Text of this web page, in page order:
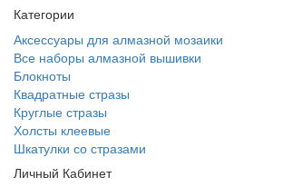
Категории
Аксессуары для алмазной мозаики
Все наборы алмазной вышивки
Блокноты
Квадратные стразы
Круглые стразы
Холсты клеевые
Шкатулки со стразами
Личный Кабинет